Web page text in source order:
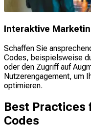
Interaktive
Schaffen Sie
Codes, beispielsweise
oder den Zugriff auf
Nutzerengagement, um
optimieren.
Best Practices
Codes